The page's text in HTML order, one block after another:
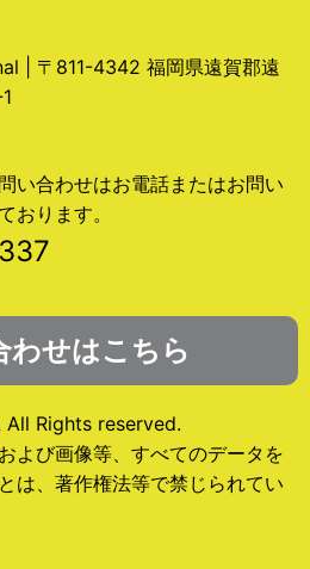
| 〒811-4342 福岡県遠賀郡遠
い合わせはお電話またはお問い
おります。
わせはこちら
Rights reserved.
よび画像等、すべてのデータを
は、著作権法等で禁じられてい